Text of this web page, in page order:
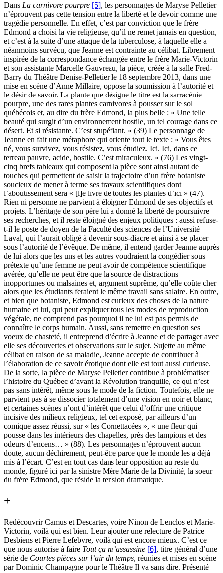
Dans La carnivore pourpre [5], les personnages de Maryse Pelletier
n’éprouvent pas cette tension entre la liberté et le devoir comme une
tragédie personnelle. En effet, c’est par conviction que le frère
Edmond a choisi la vie religieuse, qu’il ne remet jamais en question,
et c’est à la suite d’une attaque de la tuberculose, à laquelle elle a
néanmoins survécu, que Jeanne est contrainte au célibat. Librement
inspirée de la correspondance échangée entre le frère Marie-Victorin
et son assistante Marcelle Gauvreau, la pièce, créée à la salle Fred-
Barry du Théâtre Denise-Pelletier le 18 septembre 2013, dans une
mise en scène d’Anne Millaire, oppose la soumission à l’autorité et
le désir de savoir. La plante que désigne le titre est la sarracénie
pourpre, une des rares plantes carnivores à pousser sur le sol
québécois et, au dire du frère Edmond, la plus belle : « Une telle
beauté qui surgit d’un environnement hostile, un tel courage dans ce
désert. Et si résistante. C’est stupéfiant. » (39) Le personnage de
Jeanne en fait une métaphore qui oriente tout le texte : « Vous êtes
né, vous survivez, vous résistez, vous étudiez. Ici. Ici, dans ce
terreau pauvre, acide, hostile. C’est miraculeux. » (76) Les vingt-
cinq brefs tableaux qui composent la pièce sont ainsi autant de
touches qui permettent de saisir la trajectoire d’un frère botaniste
soucieux de mener à terme ses travaux scientifiques dont
l’aboutissement sera « [l]e livre de toutes les plantes d’ici » (47).
Rien ni personne ne parvient à éloigner Edmond de ses objectifs et
projets. L’héritage de son père lui a donné la liberté de poursuivre
ses recherches, et il reste éloigné des enjeux politiques : aussi refuse-
t-il le poste de doyen de la Faculté des sciences de l’Université
Laval, qui l’aurait obligé à devenir sous-diacre et ainsi à se placer
sous l’autorité de l’évêque. De même, il entend garder Jeanne auprès
de lui alors que les uns et les autres voudraient la congédier sous
prétexte qu’une femme ne peut avoir de compétence scientifique
avérée, qu’elle ne peut être que la source de distractions
inopportunes ou malsaines et, argument suprême, qu’elle coûte cher
alors que les étudiants feraient le même travail sans salaire. En outre,
et bien que botaniste, Edmond est curieux des choses de la nature
humaine et lui, qui peut expliquer tous les modes de reproduction
végétale, ne comprend pas pourquoi il ne lui est pas permis de
connaître le corps humain. Aussi, sans remettre en question ses
voeux de chasteté, il entreprend d’écrire à Jeanne et de partager avec
elle ses découvertes et observations sur le sujet. Sujette au même
célibat en raison de sa maladie, Jeanne accepte de contribuer à
l’élaboration de ce savoir érotique dont elle est tout aussi curieuse.
De la sorte, la pièce de Maryse Pelletier contribue à problématiser
l’histoire du Québec d’avant la Révolution tranquille, ce qui n’est
pas sans intérêt, même sous le mode de la fiction. Toutefois, elle ne
parvient pas à se dissocier totalement d’une vision en noir et blanc,
et certaines scènes n’ont d’intérêt que celui d’offrir une critique
incisive des milieux religieux, tel cet exposé, par ailleurs d’un
comique assez réussi, sur « les Cornettacées », « une fleur qui
pousse dans les intérieurs des chapelles, près des lampions et des
odeurs d’encens… » (88). Les personnages n’éprouvent aucun
doute, aucun déchirement, peut-être parce que le monde les a déjà
mis à l’écart. C’est en tout cas dans leur opposition au reste du
monde, figuré ici par la sinistre Mère Marie de la Divinité, la soeur
du frère Edmond, que réside la tension dramatique.
+
Redécouvrir Camus et Descartes, voire Ninon de Lenclos et Marie-
Victorin, voilà qui est bien. Leur ajouter une relecture de Patrice
Desbiens et Pierre Lefebvre, voilà qui est encore mieux. C’est ce
que nous autorise à faire Tout ça m’assassine [6], titre général d’une
série de Courtes pièces sur l’air du temps, réunies et mises en scène
par Dominic Champagne pour le Théâtre Il va sans dire. Présenté